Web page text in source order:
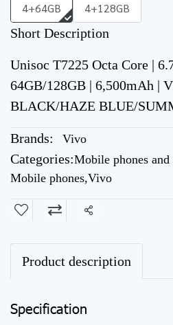
4+64GB 4+128GB
Short Description
Unisoc T7225 Octa Core |
64GB/128GB | 6,500mAh |
BLACK/HAZE BLUE/
Brands: Vivo
Categories:Mobile phones and
Mobile phones,Vivo
Share
Product description
Specification